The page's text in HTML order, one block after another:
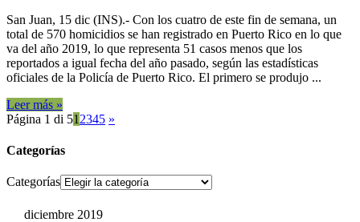
San Juan, 15 dic (INS).- Con los cuatro de este fin de semana, un
total de 570 homicidios se han registrado en Puerto Rico en lo que
va del año 2019, lo que representa 51 casos menos que los
reportados a igual fecha del año pasado, según las estadísticas
oficiales de la Policía de Puerto Rico. El primero se produjo ...
Leer más »
Página 1 di 51 2345 »
Categorías
Categorías
diciembre 2019